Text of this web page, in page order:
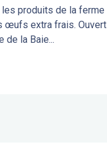
produits de la ferme
œufs extra frais. Ouvert
de la Baie...